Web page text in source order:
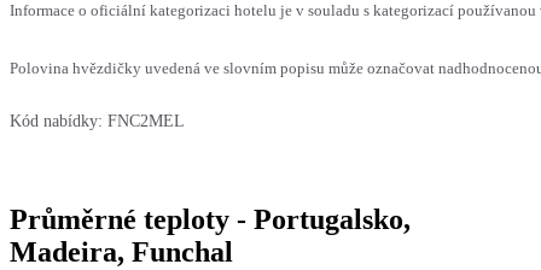
Informace o oficiální kategorizaci hotelu je v souladu s kategorizací
Polovina hvězdičky uvedená ve slovním popisu může označovat
Kód nabídky: FNC2MEL
Průměrné teploty - Portugalsko,
Madeira, Funchal